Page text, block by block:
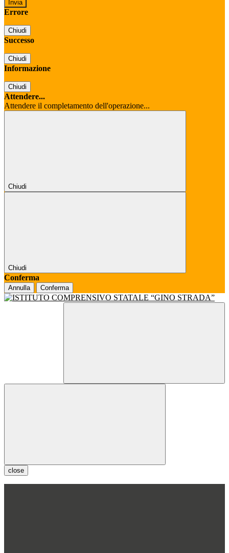
Errore
Chiudi
Successo
Chiudi
Informazione
Chiudi
Attendere...
Attendere il completamento dell'operazione...
Chiudi
Chiudi
Conferma
Annulla Conferma
close